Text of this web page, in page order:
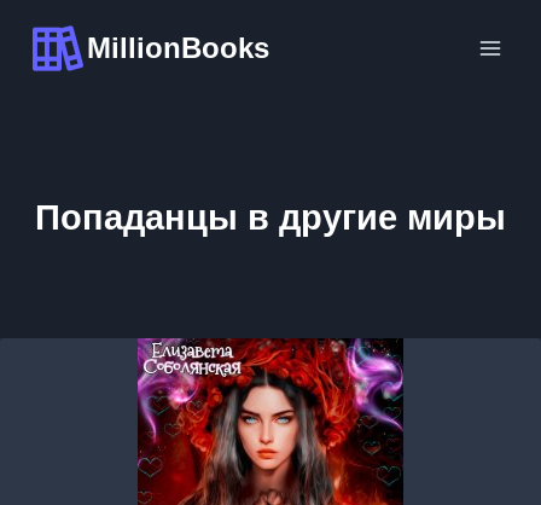
содержимому
MillionBooks
Попаданцы в другие миры